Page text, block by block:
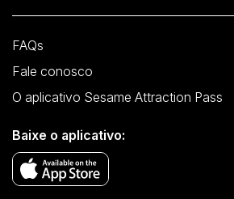
FAQs
Fale conosco
O aplicativo Sesame Attraction Pass
Baixe o aplicativo: